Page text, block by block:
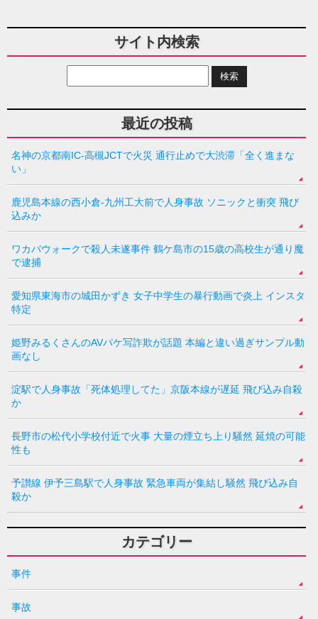
サイト内検索
最近の投稿
名神の京都南IC-高槻JCTで火災 通行止めで大渋滞「全く進まな
い」
鹿児島本線の西小倉-九州工大前で人身事故 ソニックと衝突 飛び
込みか
ワカバウォークで殺人未遂事件 鶴ケ島市の15歳の高校生が通り魔
で逮捕
愛知県東海市の城田かずき 女子中学生の暴行動画で炎上 インスタ
特定
姫野みるくさんのAVパケ写詐欺が話題 本編と違い過ぎサンプル動
画なし
淀駅で人身事故「死体処理してた」京阪本線が遅延 飛び込み自殺
か
長野市の松代小学校付近で火事 大量の煙立ち上り騒然 延焼の可能
性も
予讃線 伊予三島駅で人身事故 緊急車両が集結し騒然 飛び込み自
殺か
カテゴリー
事件
事故